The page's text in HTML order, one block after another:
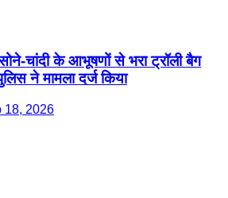
चांदी के आभूषणों से भरा ट्रॉली बैग
ने मामला दर्ज किया
18, 2026